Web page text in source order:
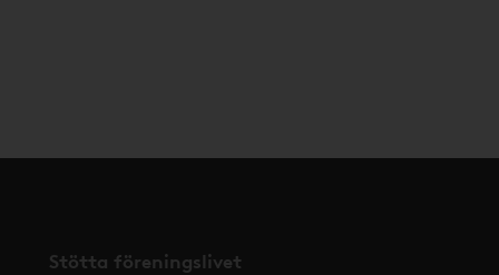
Stötta föreningslivet